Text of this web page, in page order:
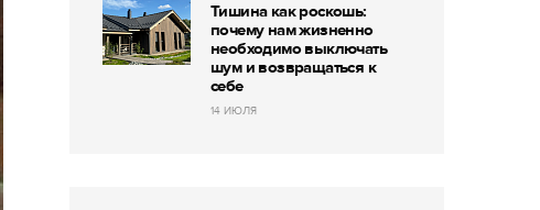
Тишина как роскошь:
почему нам жизненно
необходимо выключать
шум и возвращаться к
себе
14 ИЮЛЯ